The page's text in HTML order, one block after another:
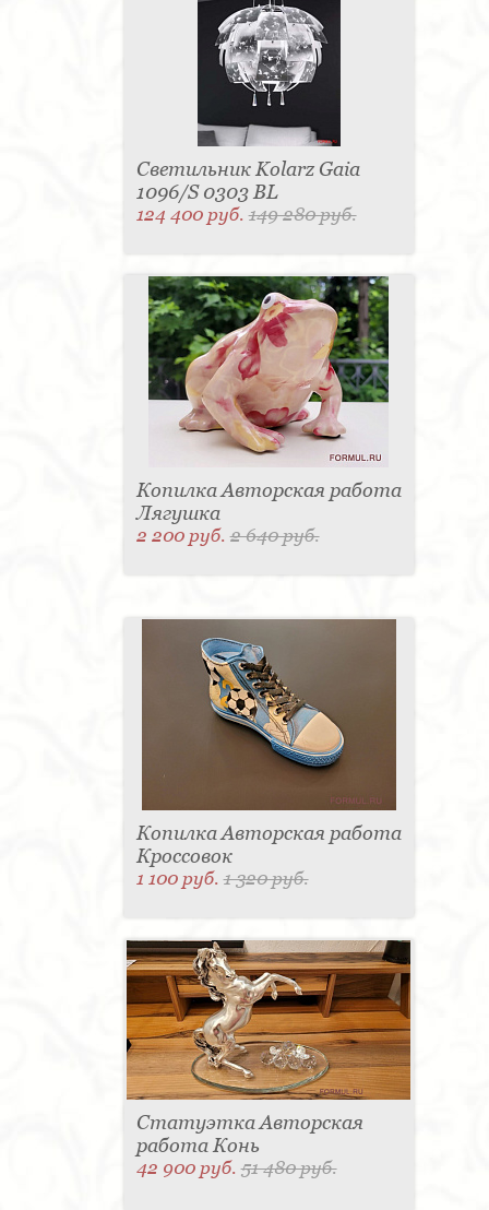
Светильник Kolarz Gaia
1096/S 0303 BL
124 400 руб.149 280 руб.
Копилка Авторская работа
Лягушка
2 200 руб.2 640 руб.
Копилка Авторская работа
Кроссовок
1 100 руб.1 320 руб.
Статуэтка Авторская
работа Конь
42 900 руб.51 480 руб.